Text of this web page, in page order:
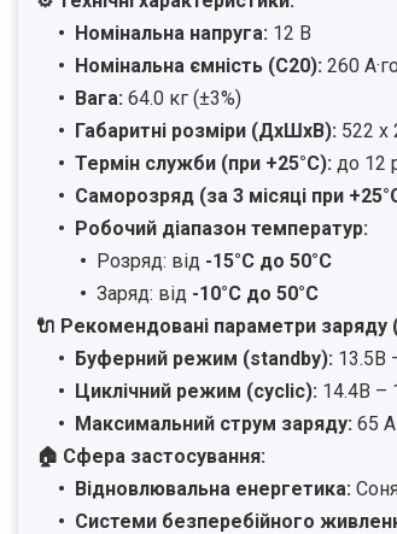
Номінальна напруга: 12 В
Номінальна ємність (C20): 260
Вага: 64.0 кг (±3%)
Габаритні розміри (ДхШхВ): 522 x
Термін служби (при +25°C): до 12
Саморозряд (за 3 місяці при
Робочий діапазон температур:
Розряд: від -15°C до 50°C
Заряд: від -10°C до 50°C
🔌 Рекомендовані параметри заряду
Буферний режим (standby): 13.5В
Циклічний режим (cyclic): 14.4В –
Максимальний струм заряду: 65 А
🏠 Сфера застосування:
Відновлювальна енергетика:
Системи безперебійного